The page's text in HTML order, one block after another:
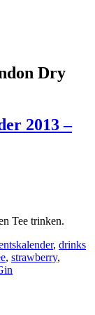
Dry
2013 –
Tee trinken.
, drinks
, strawberry,